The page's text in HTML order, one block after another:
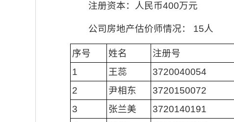
注册资本：人民币400万元
公司房地产估价师情况： 15人
序号 姓名 注册号
1
王蕊 3720040054
2
尹相东 3720150072
3
张兰美 3720140191